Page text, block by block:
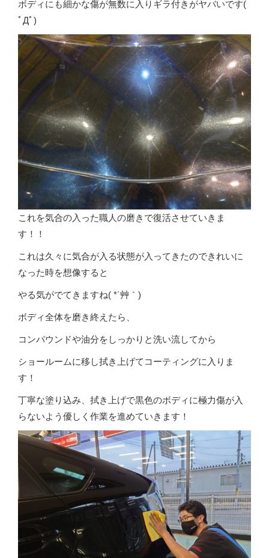
ボディにも細かな傷が無数に入りギラ付きがヤバいです(
ﾟДﾟ)
これを気合の入った職人の磨きで復活させていきま
す！！
これは久々に気合が入る状態が入ってきたのできれいに
なった時を想像すると
やる気がでてきますね( *´艸｀)
ボディ全体を磨き終えたら、
コンパウンドや油分をしっかりと洗い流してから
ショールームに移し拭き上げてコーティングに入りま
す！
丁寧な塗り込み、拭き上げで黒色のボディに極力傷が入
らないよう優しく作業を進めていきます！